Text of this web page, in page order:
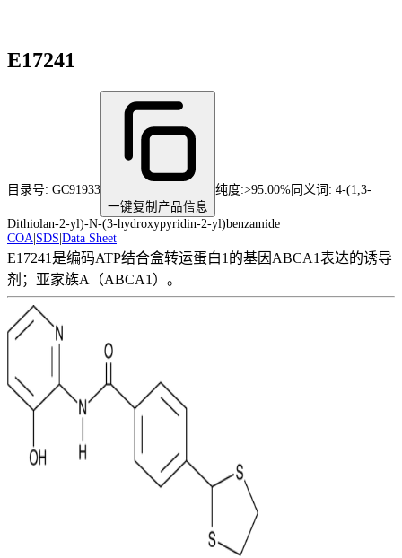
E17241
目录号: GC91933
一键复制产品信息
纯度:>95.00% 同义词: 4-(1,3-
Dithiolan-2-yl)-N-(3-hydroxypyridin-2-yl)benzamide
COA SDS Data Sheet
E17241是编码ATP结合盒转运蛋白1的基因ABCA1表达的诱导
剂；亚家族A（ABCA1）。